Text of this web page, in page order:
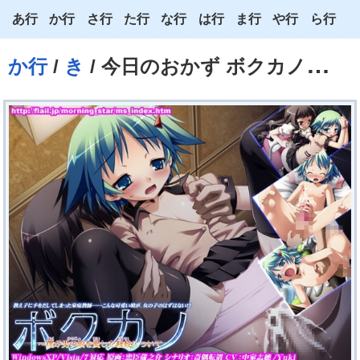
か行/ き / 今日のおかず ボクカノ～僕が男の娘を愛した経緯について
あ行
い
う
え
お
か行
き
く
こ
さ行
し
す
せ
そ
た行
ち
つ
て
と
な行
に
ぬ
ね
の
は行
ひ
ふ
へ
ほ
ま行
み
む
め
も
や行
ゆ
よ
わ
ら行
り
る
れ
ろ